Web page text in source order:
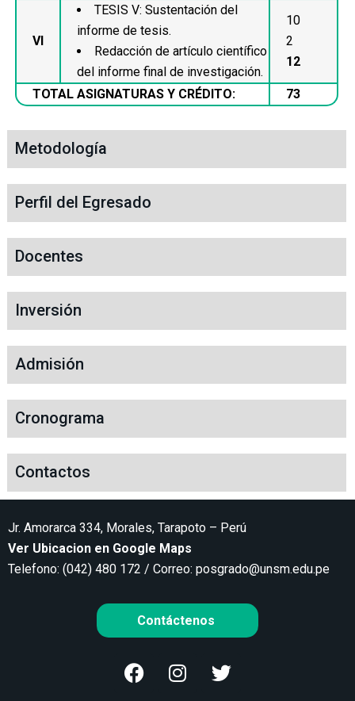
VI
TESIS V: Sustentación del
informe de tesis.
Redacción de artículo científico
del informe final de investigación.
10
2
12
TOTAL ASIGNATURAS Y CRÉDITO: 73
Metodología
Perfil del Egresado
Docentes
Inversión
Admisión
Cronograma
Contactos
Jr. Amorarca 334, Morales, Tarapoto – Perú
Ver Ubicacion en Google Maps
Telefono: (042) 480 172 / Correo: posgrado@unsm.edu.pe
Contáctenos